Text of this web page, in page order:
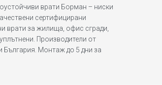
врати Борман – ниски
сертифицирани
врати за жилища, офис сгради,
Производители от
България. Монтаж до 5 дни за